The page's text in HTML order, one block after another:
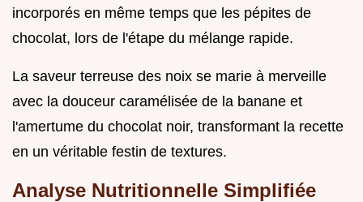
incorporés en même temps que les pépites de
chocolat, lors de l'étape du mélange rapide.
La saveur terreuse des noix se marie à merveille
avec la douceur caramélisée de la banane et
l'amertume du chocolat noir, transformant la recette
en un véritable festin de textures.
Analyse Nutritionnelle Simplifiée